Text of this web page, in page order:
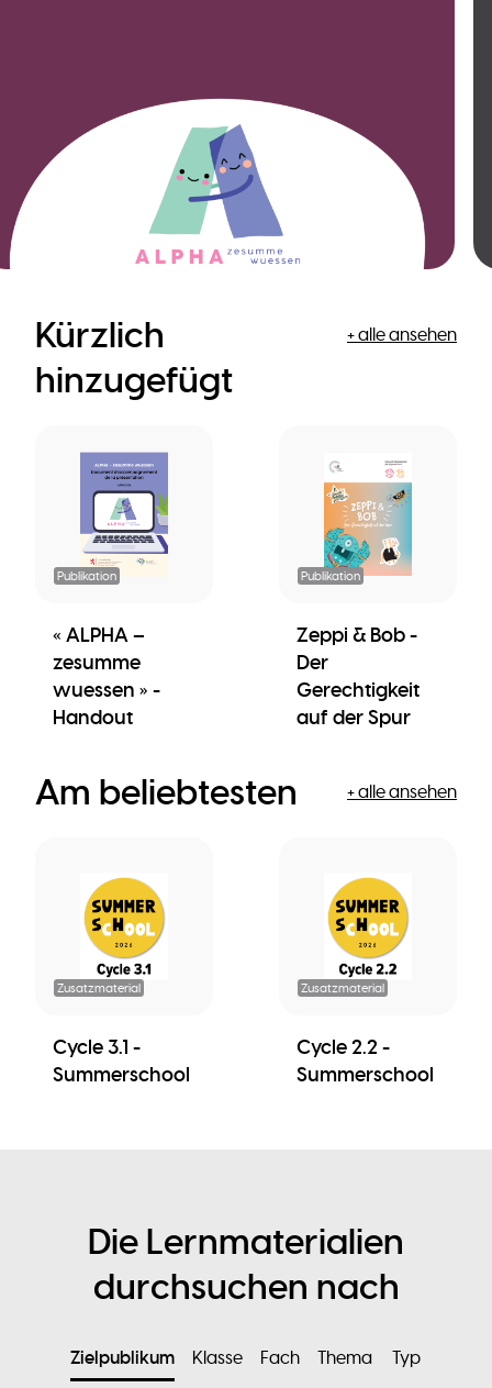
Kürzlich
hinzugefügt
Publikation
« ALPHA –
zesumme
wuessen » -
Handout
Publikation
Zeppi & Bob -
Der
Gerechtigkeit
auf der Spur
+ alle ansehen
Am beliebtesten
Zusatzmaterial
Cycle 3.1 -
Summerschool
Zusatzmaterial
Cycle 2.2 -
Summerschool
+ alle ansehen
Die Lernmaterialien
durchsuchen nach
Zielpublikum Klasse Fach Thema Typ